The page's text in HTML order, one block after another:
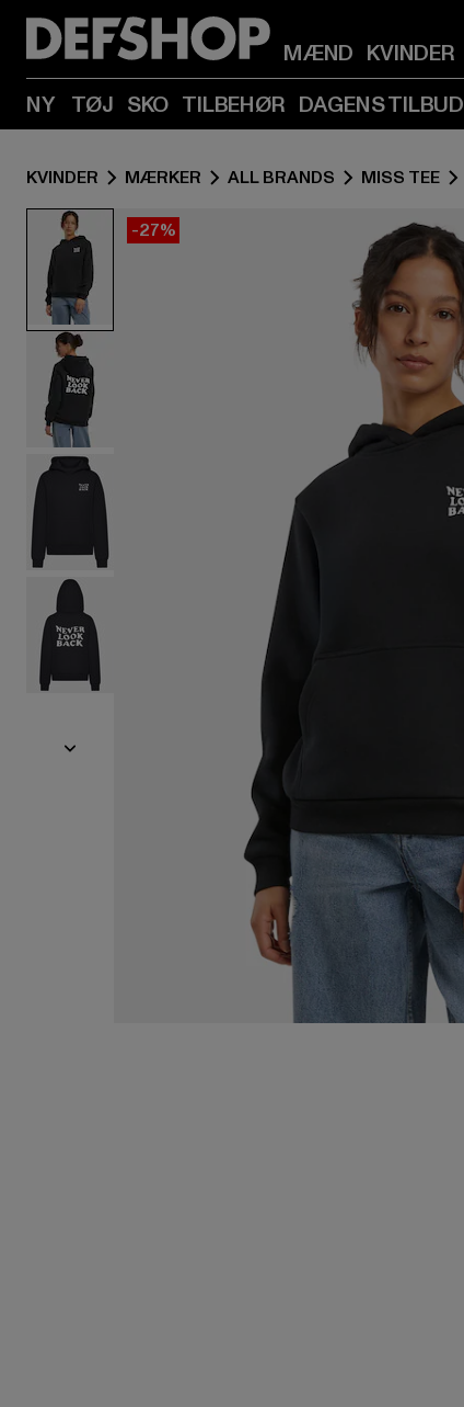
MÆND KVINDER
NY TØJ SKO TILBEHØR DAGENS TILBUD
KVINDER MÆRKER ALL BRANDS MISS TEE
-27%